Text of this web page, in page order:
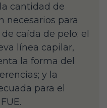
cantidad de
necesarios para
caída de pelo; el
línea capilar,
la forma del
y la
para el